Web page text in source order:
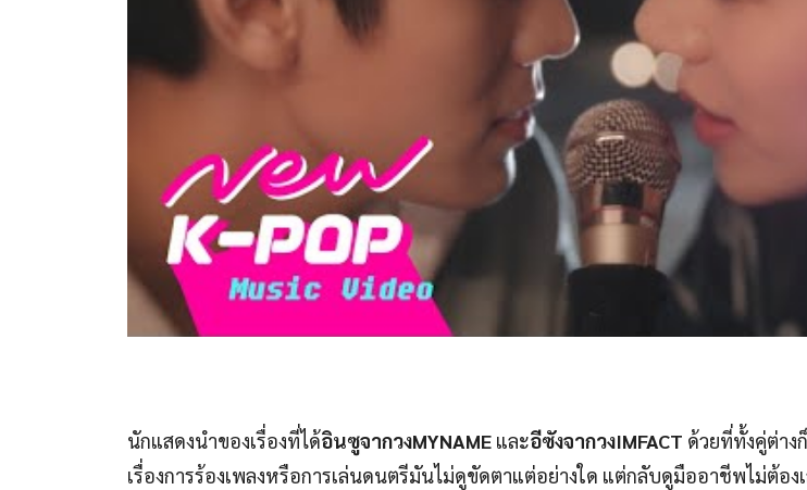
นักแสดงนำของเรื่องที่ได้อินซูจากวงMYNAME และอีซังจากวงIMFACT ด้วยที่ทั้งคู่ต่าง
เรื่องการร้องเพลงหรือการเล่นดนตรีมันไม่ดูขัดตาแต่อย่างใด แต่กลับดูมืออาชีพไม่ต้อ